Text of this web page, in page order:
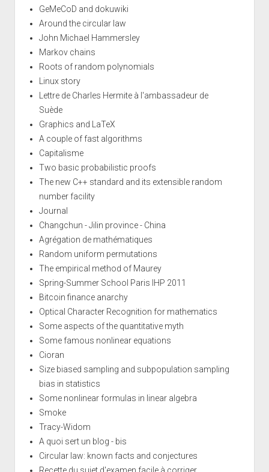
GeMeCoD and dokuwiki
Around the circular law
John Michael Hammersley
Markov chains
Roots of random polynomials
Linux story
Lettre de Charles Hermite à l'ambassadeur de
Suède
Graphics and LaTeX
A couple of fast algorithms
Capitalisme
Two basic probabilistic proofs
The new C++ standard and its extensible random
number facility
Journal
Changchun - Jilin province - China
Agrégation de mathématiques
Random uniform permutations
The empirical method of Maurey
Spring-Summer School Paris IHP 2011
Bitcoin finance anarchy
Optical Character Recognition for mathematics
Some aspects of the quantitative myth
Some famous nonlinear equations
Cioran
Size biased sampling and subpopulation sampling
bias in statistics
Some nonlinear formulas in linear algebra
Smoke
Tracy-Widom
A quoi sert un blog - bis
Circular law: known facts and conjectures